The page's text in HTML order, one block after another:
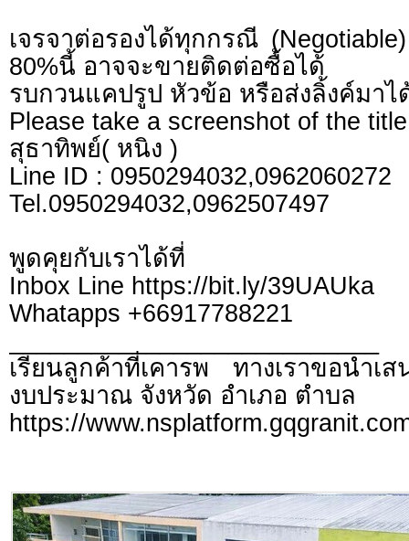
เจรจาต่อรองได้ทุกกรณี
80%นี้ อาจจะขายติดต่อซื้อได้
รบกวนแคปรูป หัวข้อ หรือส่งลิ้งค์มาไ
Please take a screenshot of the
สุธาทิพย์( หนิง )
Line ID : 0950294032,0962060272
Tel.0950294032,0962507497
พูดคุยกับเราได้ที่
Inbox Line https://bit.ly/39UAUka
Whatapps +66917788221
เรียนลูกค้าที่เคารพ ทางเราขอนำเ
งบประมาณ จังหวัด อำเภอ ตำบล
https://